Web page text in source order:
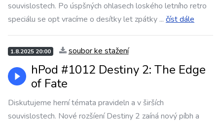
souvislostech. Po úspšných ohlasech loského letního retro
speciálu se opt vracíme o desítky let zpátky ... číst dále
1.8.2025 20:00 soubor ke stažení
hPod #1012 Destiny 2: The Edge
of Fate
Diskutujeme herní témata pravideln a v širších
souvislostech. Nové rozšíení Destiny 2 zaíná nový píbh a